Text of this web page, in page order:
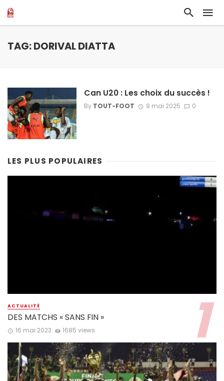
TAG: DORIVAL DIATTA
Can U20 : Les choix du succès !
By TOUT-FOOT 9 mai 2025 0
LES PLUS POPULAIRES
ACTUALITÉ
DES MATCHS « SANS FIN »
16 mai 2023 1685 views